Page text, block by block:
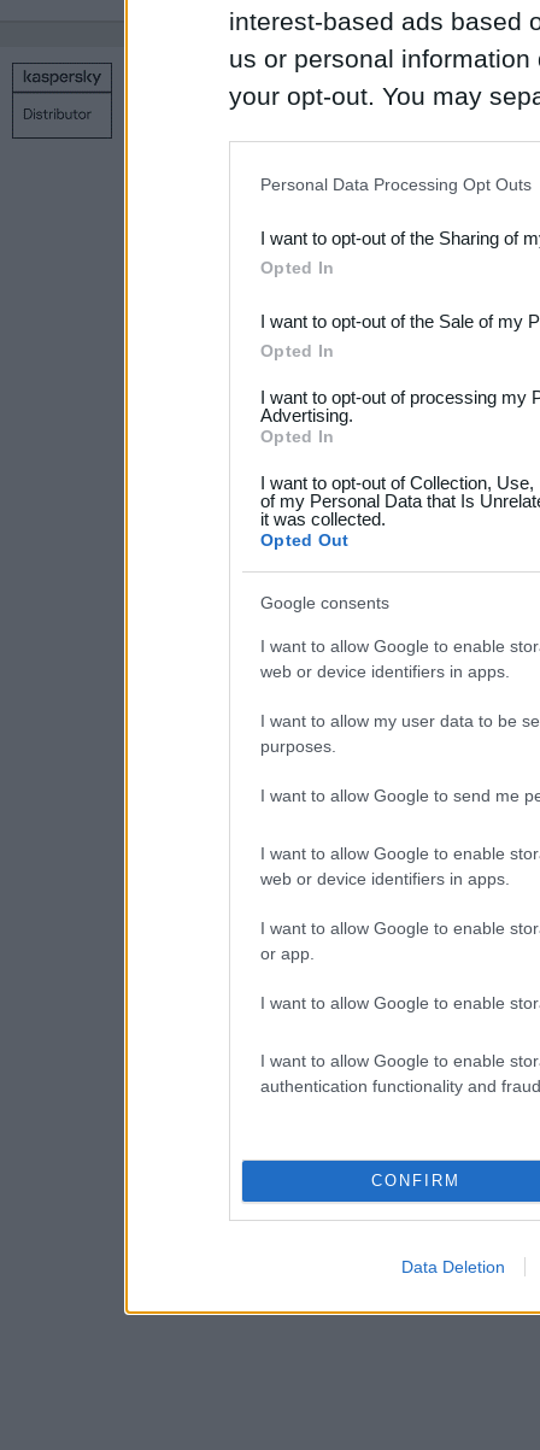
interest-based ads based
us or personal
your opt-out. You may
Downstream Participants
third parties.
Please note that this
not limited to your visit or
grant or deny consent to
your data for below
consent section.
Personal Data Processing Opt Outs
I want to opt-out of the Sharing of
Opted In
I want to opt-out of the Sale of my
Opted In
I want to opt-out of processing my
Advertising.
Opted In
I want to opt-out of Collection,
of my Personal Data that Is
it was collected.
Opted Out
Google consents
I want to allow Google to enable
web or device identifiers in apps.
I want to allow my user data to be
purposes.
I want to allow Google to send me
I want to allow Google to enable
web or device identifiers in apps.
I want to allow Google to enable
or app.
I want to allow Google to enable
I want to allow Google to enable
authentication functionality and
CONFIRM
Data Deletion
Copyright © 1998 – 2026 SIA Datoru drošības tehnoloģijas